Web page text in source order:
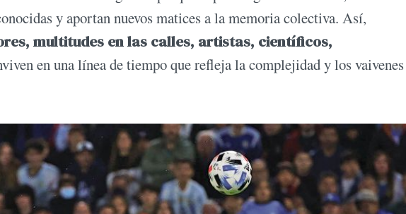
y aportan nuevos matices a la memoria colectiva. Así,
multitudes en las calles, artistas, científicos,
en una línea de tiempo que refleja la complejidad y los vaivenes